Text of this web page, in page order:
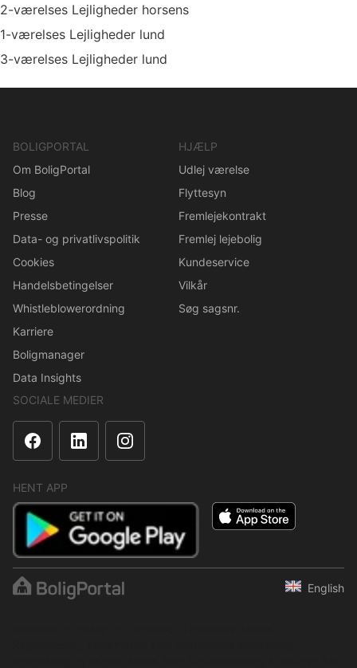
2-værelses Lejligheder horsens
1-værelses Lejligheder lund
3-værelses Lejligheder lund
BOLIGPORTAL
Om BoligPortal
Blog
Presse
Data- og privatlivspolitik
Cookies
Handelsbetingelser
Whistleblowerordning
Karriere
Boligmanager
Data Insights
HJÆLP
Udlej værelse
Flyttesyn
Fremlejekontrakt
Fremlej lejebolig
Kundeservice
Vilkår
Søg sagsnr.
SOCIALE MEDIER
HENT APP
English